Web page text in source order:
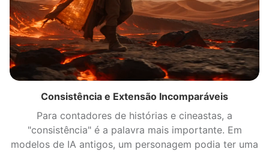
Consistência e Extensão Incomparáveis
Para contadores de histórias e cineastas, a
"consistência" é a palavra mais importante. Em
modelos de IA antigos, um personagem podia ter uma